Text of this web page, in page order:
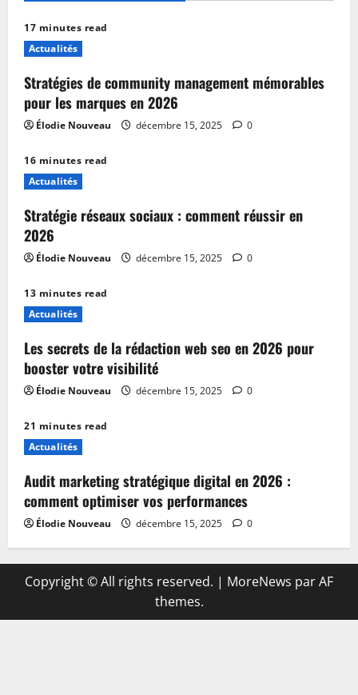
17 minutes read
Actualités
Stratégies de community management mémorables
pour les marques en 2026
Élodie Nouveau décembre 15, 2025 0
16 minutes read
Actualités
Stratégie réseaux sociaux : comment réussir en
2026
Élodie Nouveau décembre 15, 2025 0
13 minutes read
Actualités
Les secrets de la rédaction web seo en 2026 pour
booster votre visibilité
Élodie Nouveau décembre 15, 2025 0
21 minutes read
Actualités
Audit marketing stratégique digital en 2026 :
comment optimiser vos performances
Élodie Nouveau décembre 15, 2025 0
Copyright © All rights reserved. | MoreNews par AF
themes.